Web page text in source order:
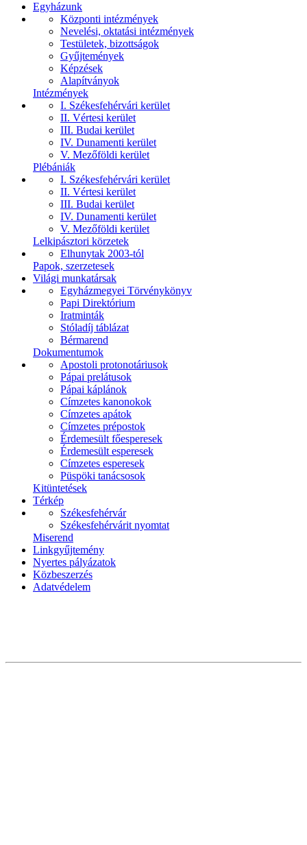
Egyházunk
Központi intézmények
Nevelési, oktatási intézmények
Testületek, bizottságok
Gyűjtemények
Képzések
Alapítványok
Intézmények
I. Székesfehérvári kerület
II. Vértesi kerület
III. Budai kerület
IV. Dunamenti kerület
V. Mezőföldi kerület
Plébániák
I. Székesfehérvári kerület
II. Vértesi kerület
III. Budai kerület
IV. Dunamenti kerület
V. Mezőföldi kerület
Lelkipásztori körzetek
Elhunytak 2003-tól
Papok, szerzetesek
Világi munkatársak
Egyházmegyei Törvénykönyv
Papi Direktórium
Iratminták
Stóladíj táblázat
Bérmarend
Dokumentumok
Apostoli protonotáriusok
Pápai prelátusok
Pápai káplánok
Címzetes kanonokok
Címzetes apátok
Címzetes prépostok
Érdemesült főesperesek
Érdemesült esperesek
Címzetes esperesek
Püspöki tanácsosok
Kitüntetések
Térkép
Székesfehérvár
Székesfehérvárit nyomtat
Miserend
Linkgyűjtemény
Nyertes pályázatok
Közbeszerzés
Adatvédelem